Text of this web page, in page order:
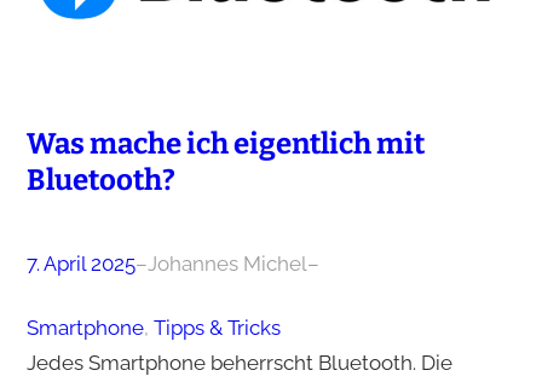
Was mache ich eigentlich mit
Bluetooth?
7. April 2025–Johannes Michel–
Smartphone, Tipps & Tricks
Jedes Smartphone beherrscht Bluetooth. Die